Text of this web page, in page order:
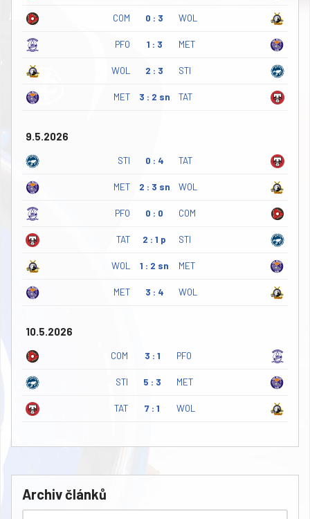
COM 0 : 3 WOL
PFO 1 : 3 MET
WOL 2 : 3 STI
MET 3 : 2 sn TAT
9.5.2026
STI 0 : 4 TAT
MET 2 : 3 sn WOL
PFO 0 : 0 COM
TAT 2 : 1 p STI
WOL 1 : 2 sn MET
MET 3 : 4 WOL
10.5.2026
COM 3 : 1 PFO
STI 5 : 3 MET
TAT 7 : 1 WOL
Archiv článků